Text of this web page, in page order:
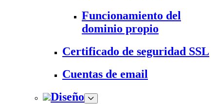
Funcionamiento del
dominio propio
Certificado de seguridad SSL
Cuentas de email
Diseño